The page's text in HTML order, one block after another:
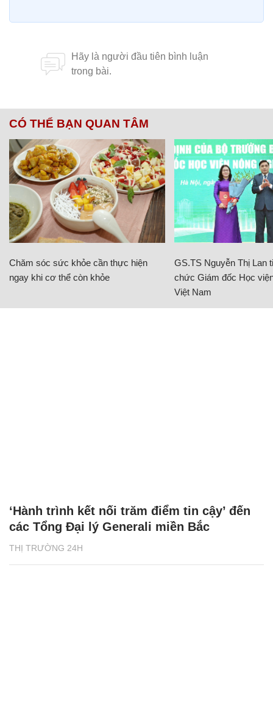
CÓ THỂ BẠN QUAN TÂM
Chăm sóc sức khỏe cần thực hiện
ngay khi cơ thể còn khỏe
GS.TS Nguyễn Thị Lan
chức Giám đốc Học
Việt Nam
THỊ TRƯỜNG 24H
‘Hành trình kết nối trăm điểm tin cậy’ đến
các Tổng Đại lý Generali miền Bắc